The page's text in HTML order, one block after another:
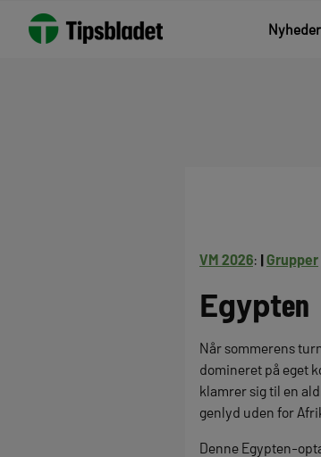
Spring
Nyheder
VM 2026: |Grupper
Egypten
Når sommerens
domineret på eget
klamrer sig til en
genlyd uden for
Denne Egypten-